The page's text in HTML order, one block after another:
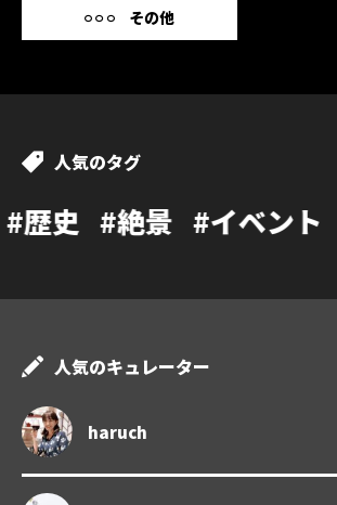
その他
人気のタグ
景 #イベント #熊本市
人気のキュレーター
haruch